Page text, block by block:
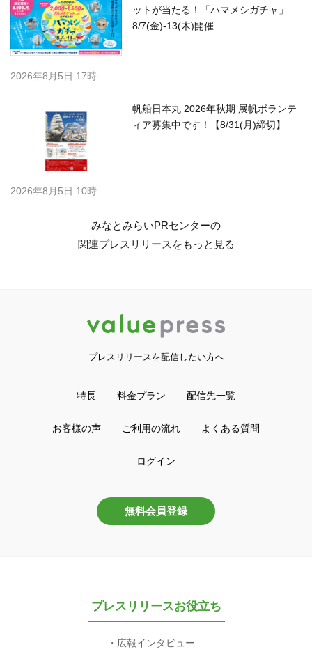
ットが当たる！「ハマメシガチャ」
8/7(金)-13(木)開催
2026年8月5日 17時
帆船日本丸 2026年秋期 展帆ボランテ
ィア募集中です！【8/31(月)締切】
2026年8月5日 10時
みなとみらいPRセンターの
関連プレスリリースをもっと見る
プレスリリースを配信したい方へ
特長 料金プラン 配信先一覧
お客様の声 ご利用の流れ よくある質問
ログイン
無料会員登録
プレスリリースお役立ち
広報インタビュー